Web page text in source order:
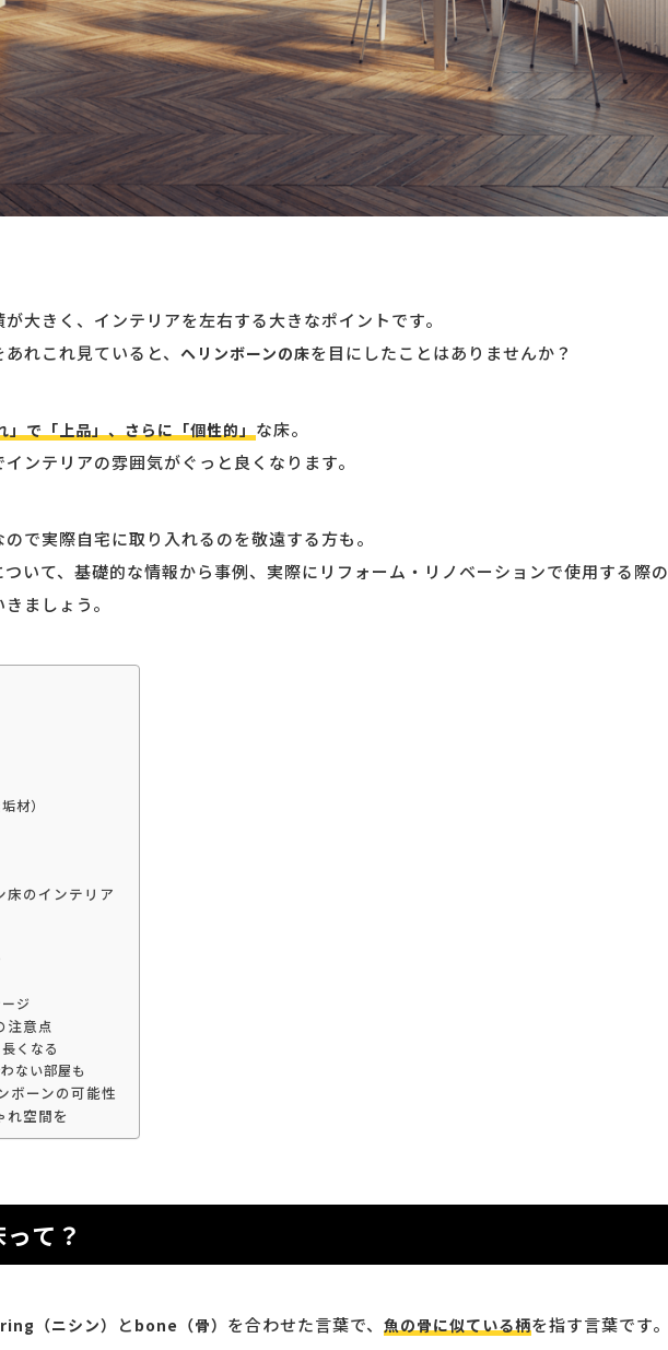
大きく、インテリアを左右する大きなポイントです。
れこれ見ていると、 ヘリンボーンの床を目にしたことはありませんか？
」で「上品」、さらに「個性的」 な床。
ンテリアの雰囲気がぐっと良くなります。
で実際自宅に取り入れるのを敬遠する方も。
いて、基礎的な情報から事例、実際にリフォーム・リノベーションで使用する際の
ましょう。
材）
床のインテリア
ジ
注意点
くなる
ない部屋も
ボーンの可能性
れ空間を
て？
（ニシン） と bone（骨） を合わせた言葉で、 魚の骨に似ている柄を指す言葉です。